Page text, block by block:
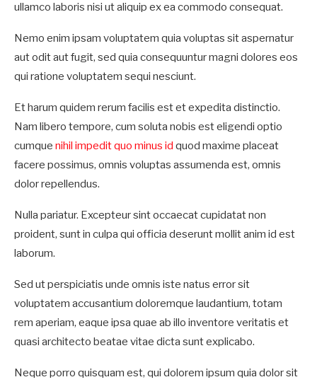
ullamco laboris nisi ut aliquip ex ea commodo consequat.
Nemo enim ipsam voluptatem quia voluptas sit aspernatur
aut odit aut fugit, sed quia consequuntur magni dolores eos
qui ratione voluptatem sequi nesciunt.
Et harum quidem rerum facilis est et expedita distinctio.
Nam libero tempore, cum soluta nobis est eligendi optio
cumque nihil impedit quo minus id quod maxime placeat
facere possimus, omnis voluptas assumenda est, omnis
dolor repellendus.
Nulla pariatur. Excepteur sint occaecat cupidatat non
proident, sunt in culpa qui officia deserunt mollit anim id est
laborum.
Sed ut perspiciatis unde omnis iste natus error sit
voluptatem accusantium doloremque laudantium, totam
rem aperiam, eaque ipsa quae ab illo inventore veritatis et
quasi architecto beatae vitae dicta sunt explicabo.
Neque porro quisquam est, qui dolorem ipsum quia dolor sit